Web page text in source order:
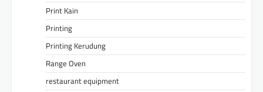
Print Kain
Printing
Printing Kerudung
Range Oven
restaurant equipment